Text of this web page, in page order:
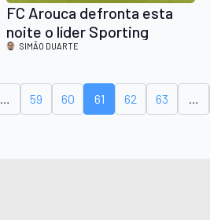
FC Arouca defronta esta
noite o líder Sporting
SIMÃO DUARTE
… 59 60 61 62 63 …